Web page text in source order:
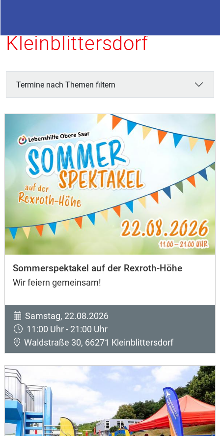
Kleinblittersdorf
Termine nach Themen filtern
Sommerspektakel auf der Rexroth-Höhe
Wir feiern gemeinsam!
Samstag, 22.08.2026
11:00 Uhr - 21:00 Uhr
Waldstraße 30, 66271 Kleinblittersdorf